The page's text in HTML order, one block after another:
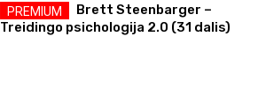
Brett Steenbarger –
Treidingo psichologija 2.0 (31 dalis)